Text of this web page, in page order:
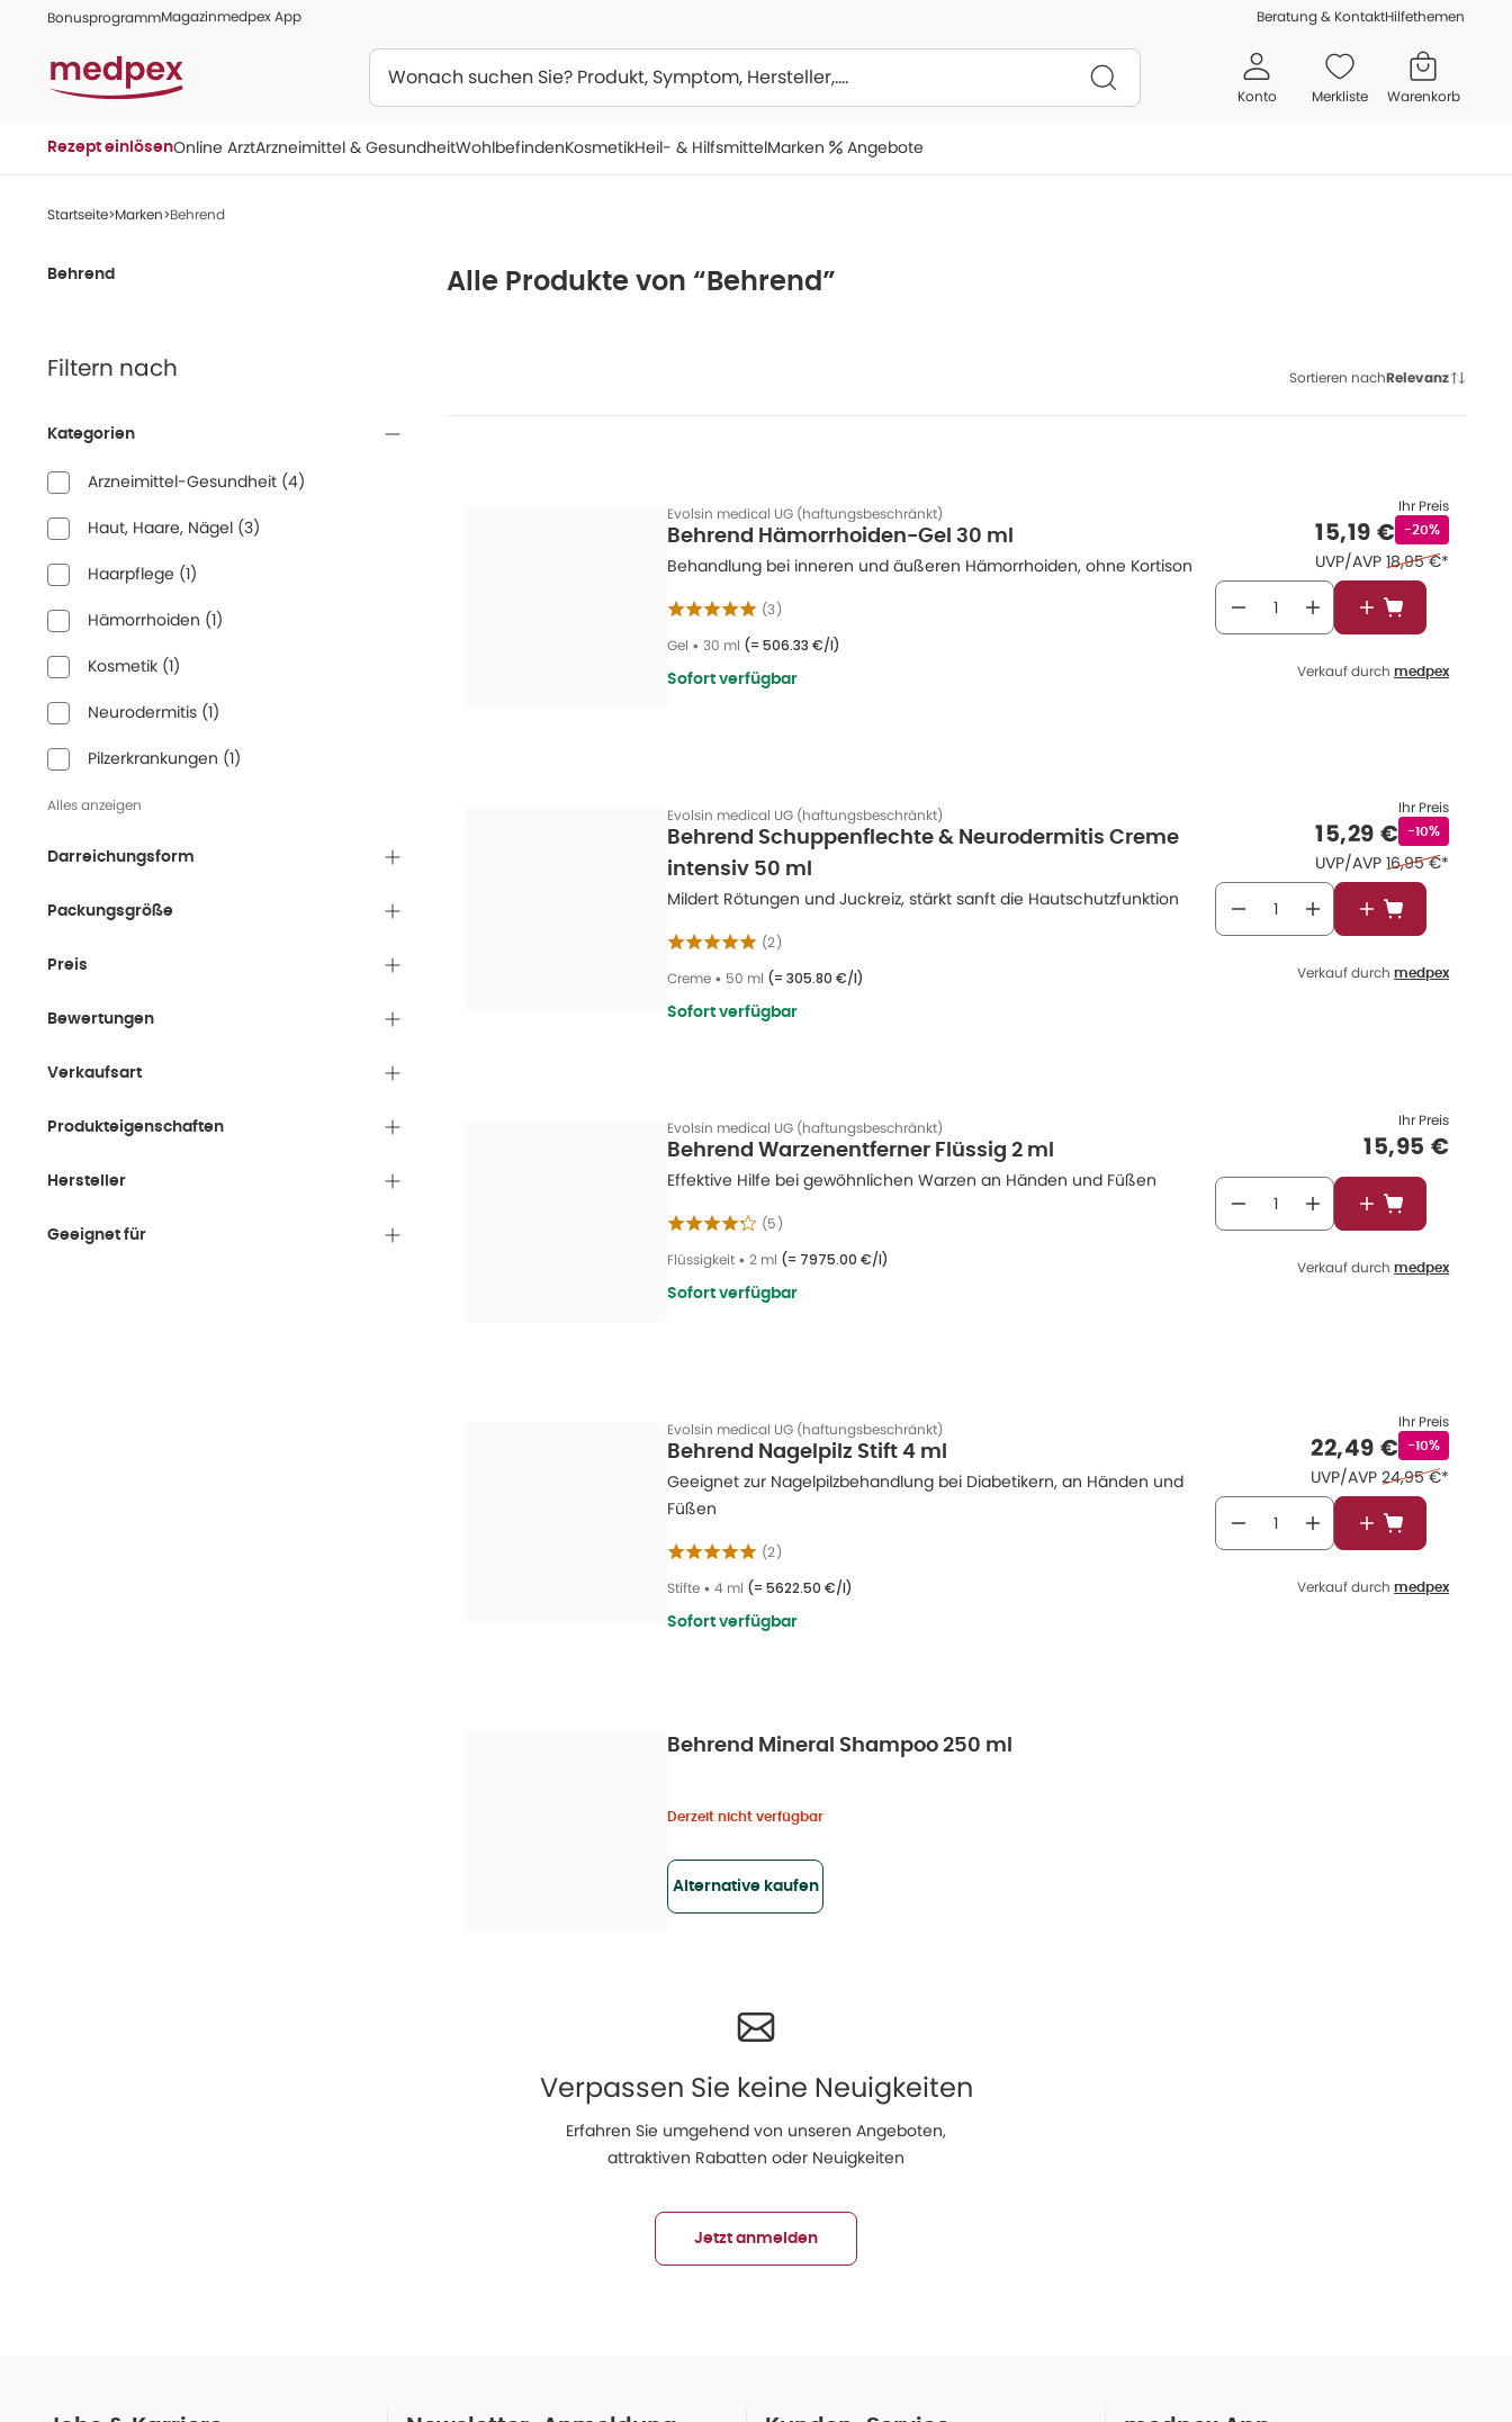
BonusprogrammMagazinmedpex App Beratung & KontaktHilfethemen
Konto Merkliste Warenkorb
Rezept einlösenOnline ArztArzneimittel & GesundheitWohlbefindenKosmetikHeil- & HilfsmittelMarken Angebote
Startseite Marken Behrend
Alle Produkte von “Behrend”
Behrend
Filtern nach
Kategorien
Arzneimittel-Gesundheit (4)
Haut, Haare, Nägel (3)
Haarpflege (1)
Hämorrhoiden (1)
Kosmetik (1)
Neurodermitis (1)
Pilzerkrankungen (1)
Alles anzeigen
Darreichungsform
Packungsgröße
Preis
Bewertungen
Verkaufsart
Produkteigenschaften
Hersteller
Geeignet für
Sortieren nachRelevanz
Evolsin medical UG (haftungsbeschränkt)
Behrend Hämorrhoiden-Gel 30 ml
Behandlung bei inneren und äußeren Hämorrhoiden, ohne Kortison
(3)
Gel • 30 ml (= 506.33 €/l)
Sofort verfügbar
Ihr Preis
Verkaufspreis
15,19 €Rabattstempel
-20%
UVP/AVP Ehemaliger
18,95 €*
In den
Verkauf durch medpex
Evolsin medical UG (haftungsbeschränkt)
Behrend Schuppenflechte & Neurodermitis Creme
intensiv 50 ml
Mildert Rötungen und Juckreiz, stärkt sanft die Hautschutzfunktion
(2)
Creme • 50 ml (= 305.80 €/l)
Sofort verfügbar
Ihr Preis
Verkaufspreis
15,29 €Rabattstempel
-10%
UVP/AVP Ehemaliger
16,95 €*
In den
Verkauf durch medpex
Evolsin medical UG (haftungsbeschränkt)
Behrend Warzenentferner Flüssig 2 ml
Effektive Hilfe bei gewöhnlichen Warzen an Händen und Füßen
(5)
Flüssigkeit • 2 ml (= 7975.00 €/l)
Sofort verfügbar
Ihr Preis
15,95 €
In den
Verkauf durch medpex
Evolsin medical UG (haftungsbeschränkt)
Behrend Nagelpilz Stift 4 ml
Geeignet zur Nagelpilzbehandlung bei Diabetikern, an Händen und
Füßen
(2)
Stifte • 4 ml (= 5622.50 €/l)
Sofort verfügbar
Ihr Preis
Verkaufspreis
22,49 €Rabattstempel
-10%
UVP/AVP Ehemaliger Preis
24,95 €*
In den
Verkauf durch medpex
Behrend Mineral Shampoo 250 ml
Derzeit nicht verfügbar
Alternative kaufen
Verpassen Sie keine Neuigkeiten
Erfahren Sie umgehend von unseren Angeboten,
attraktiven Rabatten oder Neuigkeiten
Jetzt anmelden